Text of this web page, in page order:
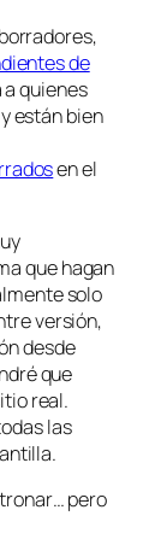
de
a quienes
están bien
en el
que hagan
solo
versión,
desde
que
real.
las
pero